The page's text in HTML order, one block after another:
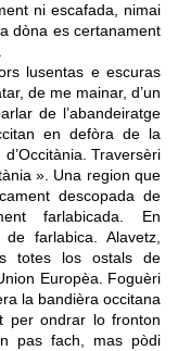
ni escafada, nimai
dòna es certanament
e escuras
de me mainar, d’un
de l’abandeiratge
en defòra de la
Traversèri
». Una region que
descopada de
farlabicada. En
farlabica. Alavetz,
totes los ostals de
Europèa. Foguèri
la bandièra occitana
per ondrar lo fronton
pas fach, mas pòdi